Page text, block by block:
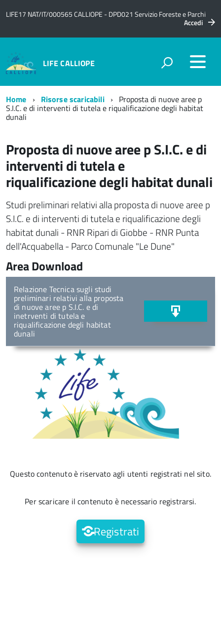
LIFE17 NAT/IT/000565 CALLIOPE - DPD021 Servizio Foreste e Parchi
Accedi
LIFE CALLIOPE
Home Risorse scaricabili Proposta di nuove aree p
S.I.C. e di interventi di tutela e riqualificazione degli habitat
dunali
Proposta di nuove aree p S.I.C. e di
interventi di tutela e
riqualificazione degli habitat dunali
Studi preliminari relativi alla proposta di nuove aree p
S.I.C. e di interventi di tutela e riqualificazione degli
habitat dunali - RNR Ripari di Giobbe - RNR Punta
dell'Acquabella - Parco Comunale "Le Dune"
Area Download
Relazione Tecnica sugli studi
preliminari relativi alla proposta
di nuove aree p S.I.C. e di
inetrventi di tutela e
riqualificazione degli habitat
dunali
Questo contenuto è riservato agli utenti registrati nel sito.
Per scaricare il contenuto è necessario registrarsi.
Registrati